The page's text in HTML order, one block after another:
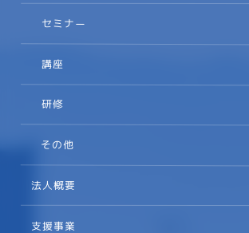
セミナー
講座
研修
その他
法人概要
支援事業